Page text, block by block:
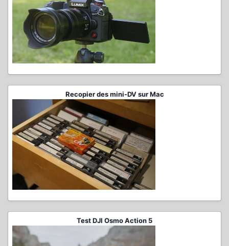
Recopier des mini-DV sur Mac
Test DJI Osmo Action 5